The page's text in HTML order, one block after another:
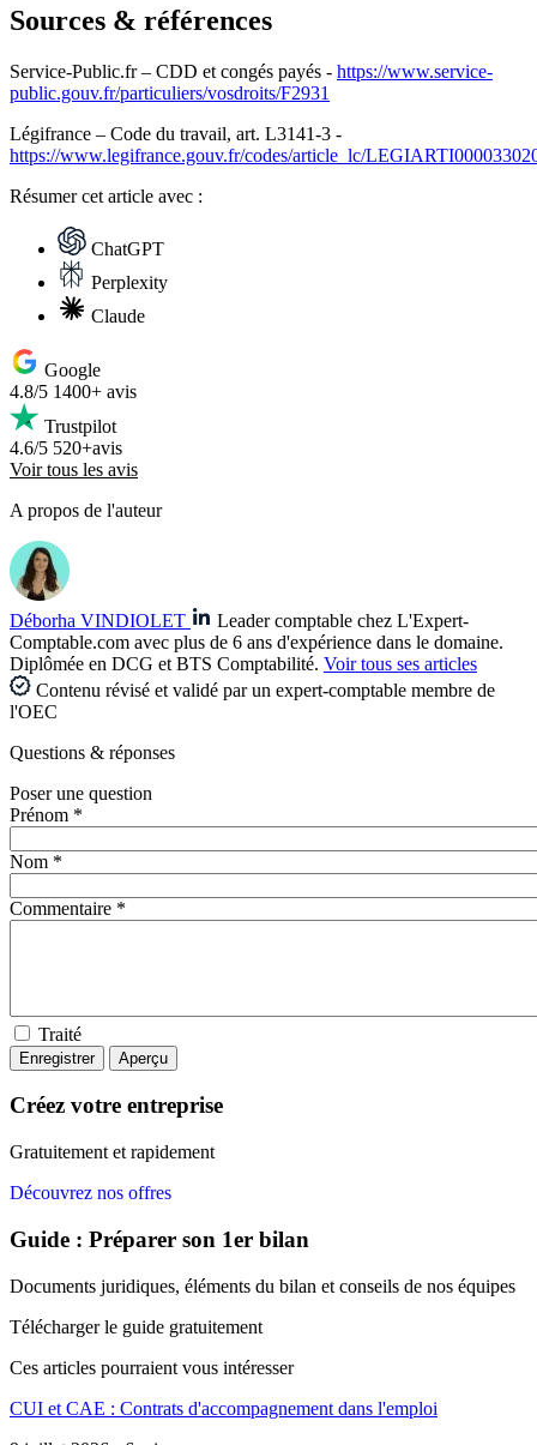
Sources & références
Service-Public.fr – CDD et congés payés - https://www.service-
public.gouv.fr/particuliers/vosdroits/F2931
Légifrance – Code du travail, art. L3141-3 -
https://www.legifrance.gouv.fr/codes/article_lc/
Résumercet article avec :
ChatGPT
Perplexity
Claude
Google
4.8/5 1400+ avis
Trustpilot
4.6/5 520+avis
Voir tous les avis
A propos de l'auteur
Déborha VINDIOLET
Leader comptable chez L'Expert-
Comptable.com avec plus de 6 ans d'expérience dans le domaine.
Diplômée en DCG et BTS Comptabilité. Voir tous ses articles
Contenu révisé et validé par un expert-comptable membre de
l'OEC
Questions & réponses
Poser une question
Prénom *
Nom *
Commentaire *
Traité
Créez votre entreprise
Gratuitement et rapidement
Découvrez nos offres
Guide : Préparer son 1er bilan
Documents juridiques, éléments du bilan et conseils de nos équipes
Télécharger le guide gratuitement
Ces articles pourraient vous intéresser
CUI et CAE : Contrats d'accompagnement dans l'emploi